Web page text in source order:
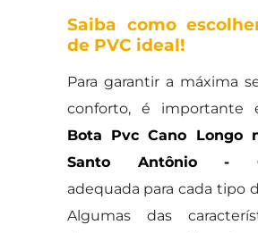
Saiba como
de PVC ideal!
Para garantir a máxima
conforto, é importante
Bota Pvc Cano Longo
Santo Antônio -
adequada para cada tipo
Algumas das